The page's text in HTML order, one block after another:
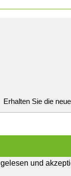
Erhalten Sie die
gelesen und